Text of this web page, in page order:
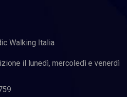
Walking Italia
il lunedì, mercoledì e venerdì